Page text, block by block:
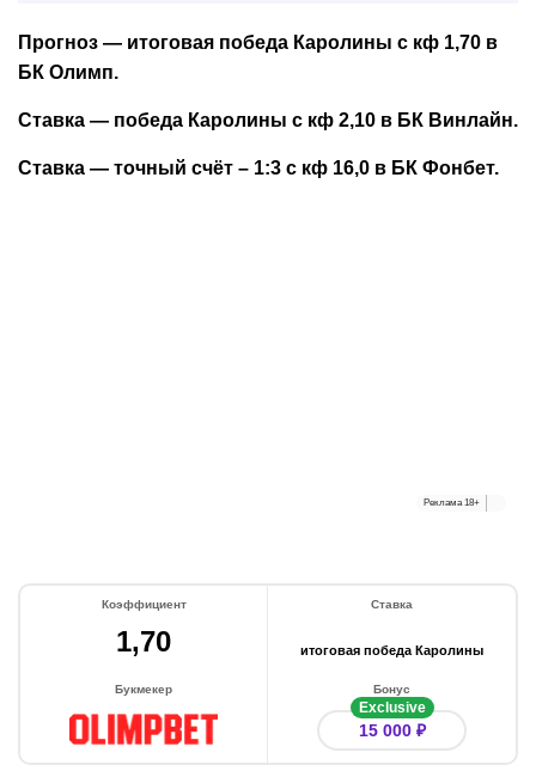
Прогноз — итоговая победа Каролины с кф 1,70 в
БК Олимп.
Ставка — победа Каролины с кф 2,10 в БК Винлайн.
Ставка — точный счёт – 1:3 с кф 16,0 в БК Фонбет.
Реклама 18+
Коэффициент
1,70
Ставка
итоговая победа Каролины
Букмекер Бонус
Exclusive
15 000 ₽